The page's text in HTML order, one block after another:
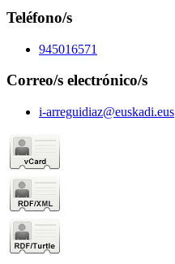
Teléfono/s
945016571
Correo/s electrónico/s
i-arreguidiaz@euskadi.eus